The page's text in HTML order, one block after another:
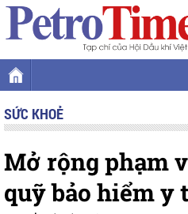
SỨC KHOẺ
Mở rộng phạm
quỹ bảo hiểm y